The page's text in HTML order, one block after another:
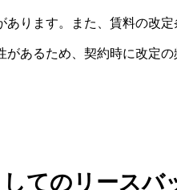
あります。また、賃料の改
があるため、契約時に改定
てのリースバ